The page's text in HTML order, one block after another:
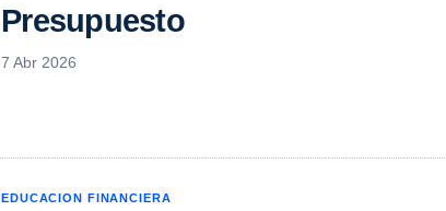
Presupuesto
7 Abr 2026
EDUCACION FINANCIERA